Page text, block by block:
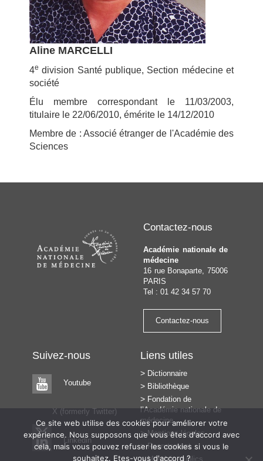
Aline MARCELLI
4e division Santé publique, Section médecine et
société
Élu membre correspondant le 11/03/2003,
titulaire le 22/06/2010, émérite le 14/12/2010
Membre de : Associé étranger de l'Académie des
Sciences
Contactez-nous
Académie nationale de
médecine
16 rue Bonaparte, 75006
PARIS
Tel : 01 42 34 57 70
Contactez-nous
Suivez-nous
Youtube
X (formerly Twitter)
Linkedin
Liens utiles
Dictionnaire
Bibliothèque
Fondation de
l’Académie nationale de
médecine
Mentions légales
Recrutement
Marchés publics
Ce site web utilise des cookies pour améliorer votre
expérience. Nous supposons que vous êtes d'accord avec
cela, mais vous pouvez refuser les cookies si vous le
souhaitez. Etes-vous d'accord ?